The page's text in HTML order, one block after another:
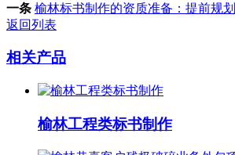
一条 榆林标书制作的资质准备：提前规
返回列表
相关产品
榆林工程类标书制作